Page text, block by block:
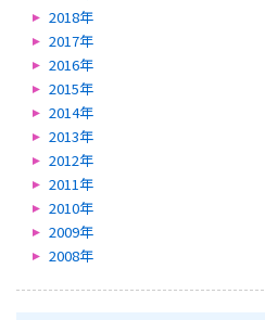
2018年
2017年
2016年
2015年
2014年
2013年
2012年
2011年
2010年
2009年
2008年